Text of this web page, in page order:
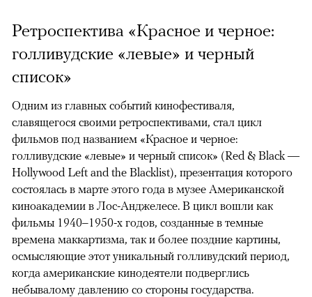
Ретроспектива «Красное и черное:
голливудские «левые» и черный
список»
Одним из главных событий кинофестиваля,
славящегося своими ретроспективами, стал цикл
фильмов под названием «Красное и черное:
голливудские «левые» и черный список» (Red & Black —
Hollywood Left and the Blacklist), презентация которого
состоялась в марте этого года в музее Американской
киноакадемии в Лос-Анджелесе. В цикл вошли как
фильмы 1940–1950-х годов, созданные в темные
времена маккартизма, так и более поздние картины,
осмысляющие этот уникальный голливудский период,
когда американские кинодеятели подверглись
небывалому давлению со стороны государства.